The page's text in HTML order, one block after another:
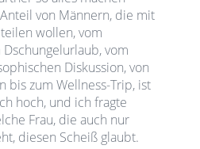
von Männern, die mit
wollen, vom
vom
Diskussion, von
bis zum Wellness-Trip, ist
hoch, und ich fragte
Frau, die auch nur
diesen Scheiß glaubt.